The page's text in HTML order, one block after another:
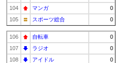
104 マンガ
0
105
スポーツ総合 0
106 自転車
0
107
ラジオ
0
108
アイドル
0